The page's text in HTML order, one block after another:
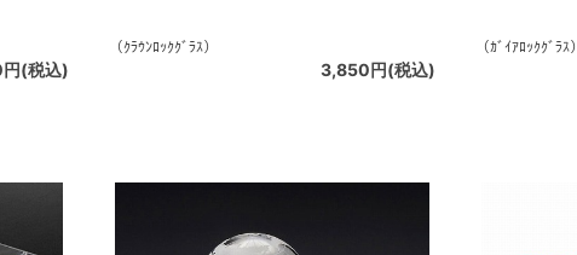
(税込)
（ｸﾗｳﾝﾛｯｸｸﾞﾗｽ）
3,850円(税込)
（ｶﾞｲｱﾛｯｸｸﾞﾗｽ）